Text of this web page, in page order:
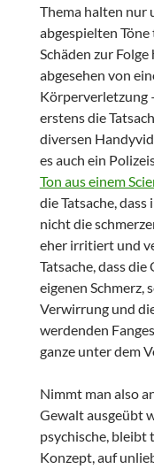
Thema halten nur
abgespielten
Schäden zur
abgesehen von
Körperverletzung
erstens die
diversen
es auch ein
Ton aus einem
die Tatsache,
nicht die
eher irritiert und
Tatsache, dass
eigenen Schmerz,
Verwirrung und
werdenden
ganze unter dem
Nimmt man also
Gewalt ausgeübt
psychische, bleibt
Konzept, auf